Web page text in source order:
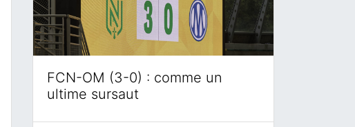
FCN-OM (3-0) : comme un
ultime sursaut